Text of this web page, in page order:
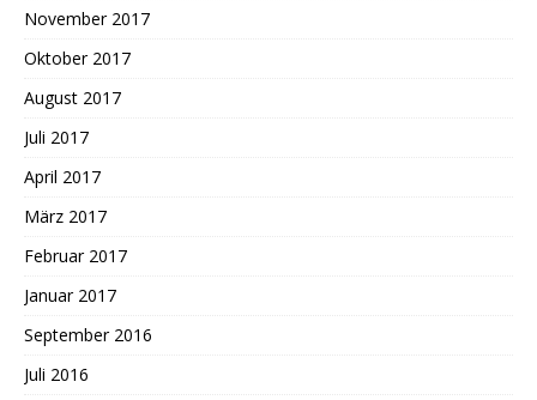
November 2017
Oktober 2017
August 2017
Juli 2017
April 2017
März 2017
Februar 2017
Januar 2017
September 2016
Juli 2016